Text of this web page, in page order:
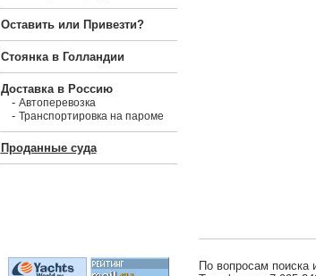
Оставить или Привезти?
Стоянка в Голландии
Доставка в Россию
- Автоперевозка
- Транспортировка на пароме
Проданные суда
По вопросам поиска